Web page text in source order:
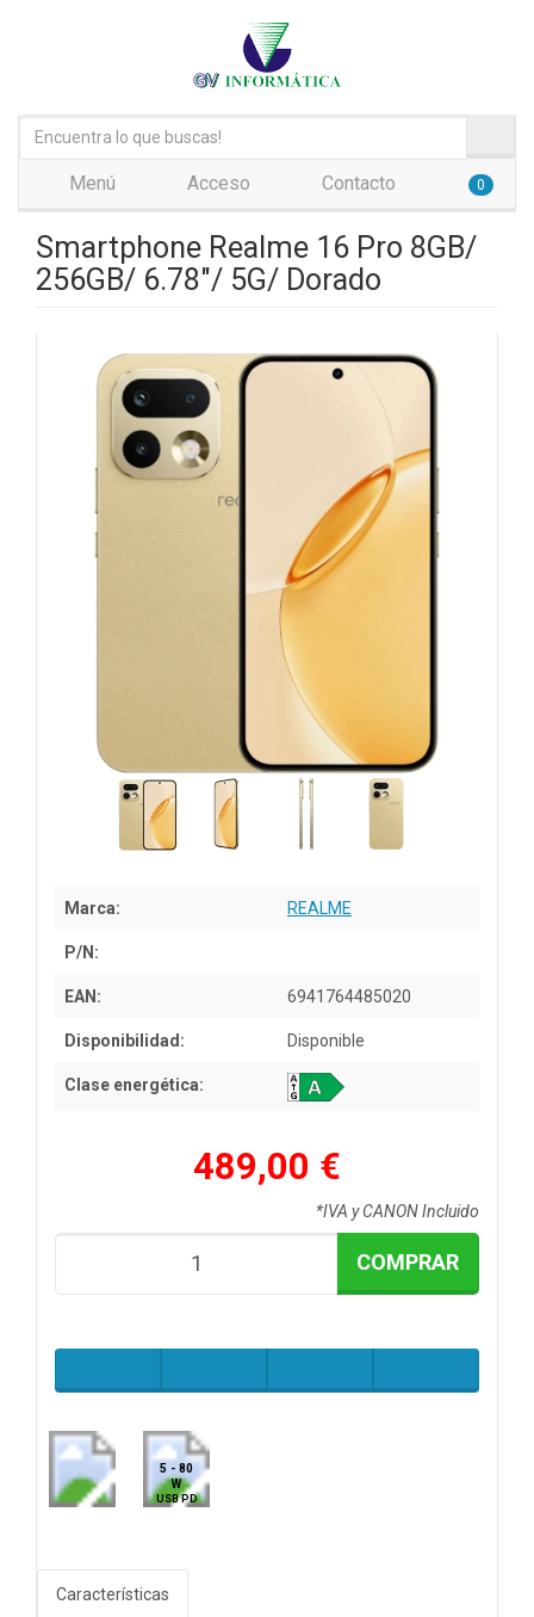
Menú Acceso Contacto 0
Smartphone Realme 16 Pro 8GB/
256GB/ 6.78"/ 5G/ Dorado
Marca: REALME
P/N:
EAN: 6941764485020
Disponibilidad: Disponible
Clase energética:
489,00 €
*IVA y CANON Incluido
COMPRAR
5 - 80
W
USB PD
Características